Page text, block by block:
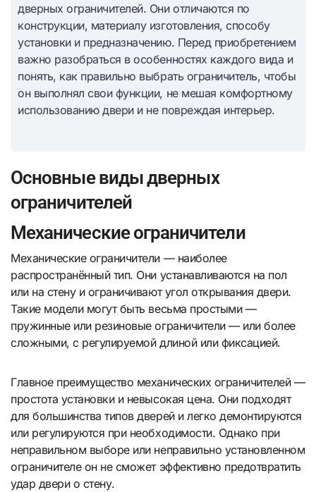
дверных ограничителей. Они отличаются по
конструкции, материалу изготовления, способу
установки и предназначению. Перед приобретением
важно разобраться в особенностях каждого вида и
понять, как правильно выбрать ограничитель, чтобы
он выполнял свои функции, не мешая комфортному
использованию двери и не повреждая интерьер.
Основные виды дверных
ограничителей
Механические ограничители
Механические ограничители — наиболее
распространённый тип. Они устанавливаются на пол
или на стену и ограничивают угол открывания двери.
Такие модели могут быть весьма простыми —
пружинные или резиновые ограничители — или более
сложными, с регулируемой длиной или фиксацией.
Главное преимущество механических ограничителей —
простота установки и невысокая цена. Они подходят
для большинства типов дверей и легко демонтируются
или регулируются при необходимости. Однако при
неправильном выборе или неправильно установленном
ограничителе он не сможет эффективно предотвратить
удар двери о стену.